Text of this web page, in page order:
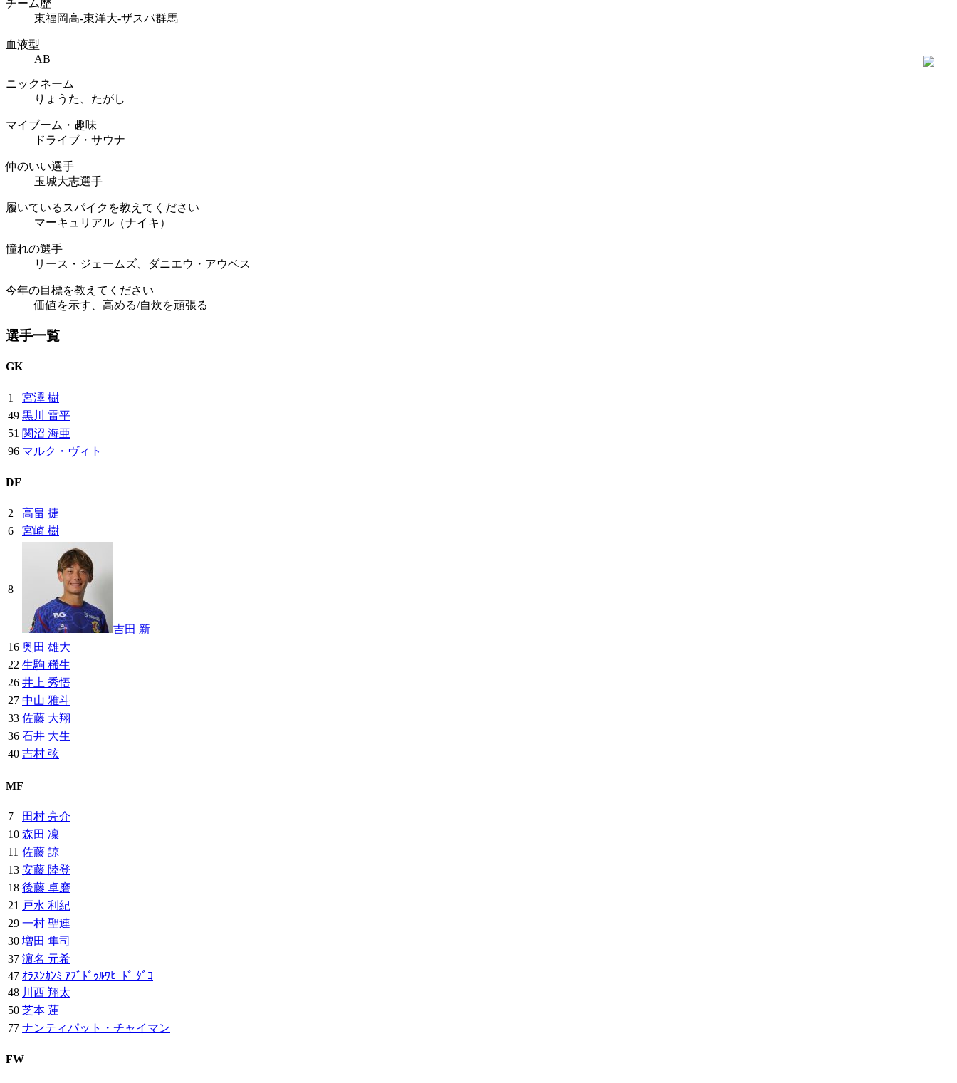
チーム歴
東福岡高-東洋大-ザスパ群馬
血液型
AB
ニックネーム
りょうた、たがし
マイブーム・趣味
ドライブ・サウナ
仲のいい選手
玉城大志選手
履いているスパイクを教えてください
マーキュリアル（ナイキ）
憧れの選手
リース・ジェームズ、ダニエウ・アウベス
今年の目標を教えてください
価値を示す、高める/自炊を頑張る
選手一覧
GK
1
宮澤 樹
49 黒川 雷平
51 関沼 海亜
96 マルク・ヴィト
DF
2
高畠 捷
6
宮崎 樹
8
吉田 新
16 奥田 雄大
22 生駒 稀生
26 井上 秀悟
27 中山 雅斗
33 佐藤 大翔
36 石井 大生
40 吉村 弦
MF
7
田村 亮介
10 森田 凜
11 佐藤 諒
13 安藤 陸登
18 後藤 卓磨
21 戸水 利紀
29 一村 聖連
30 増田 隼司
37 濵名 元希
47 ｵﾗｽﾝｶﾝﾐ ｱﾌﾞﾄﾞｩﾙﾜﾋｰﾄﾞ ﾀﾞﾖ
48 川西 翔太
50 芝本 蓮
77 ナンティパット・チャイマン
FW